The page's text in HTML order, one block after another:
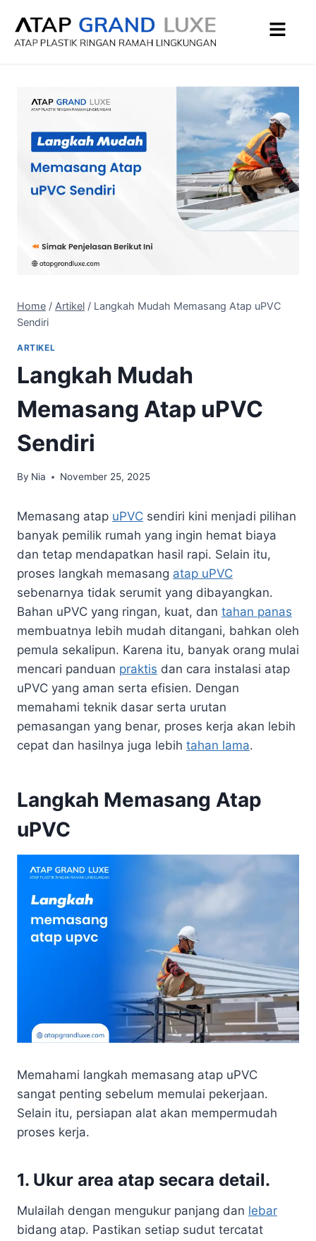
Home / Artikel / Langkah Mudah Memasang Atap uPVC
Sendiri
ARTIKEL
Langkah Mudah
Memasang Atap uPVC
Sendiri
By Nia November 25, 2025
Memasang atap uPVC sendiri kini menjadi pilihan
banyak pemilik rumah yang ingin hemat biaya
dan tetap mendapatkan hasil rapi. Selain itu,
proses langkah memasang atap uPVC
sebenarnya tidak serumit yang dibayangkan.
Bahan uPVC yang ringan, kuat, dan tahan panas
membuatnya lebih mudah ditangani, bahkan oleh
pemula sekalipun. Karena itu, banyak orang mulai
mencari panduan praktis dan cara instalasi atap
uPVC yang aman serta efisien. Dengan
memahami teknik dasar serta urutan
pemasangan yang benar, proses kerja akan lebih
cepat dan hasilnya juga lebih tahan lama.
Langkah Memasang Atap
uPVC
Memahami langkah memasang atap uPVC
sangat penting sebelum memulai pekerjaan.
Selain itu, persiapan alat akan mempermudah
proses kerja.
1. Ukur area atap secara detail.
Mulailah dengan mengukur panjang dan lebar
bidang atap. Pastikan setiap sudut tercatat